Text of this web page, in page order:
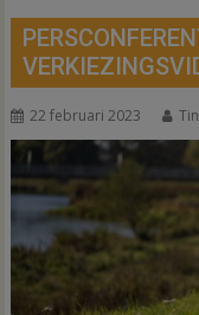
22 februari 2023